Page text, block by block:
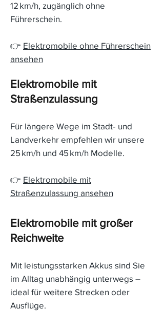
12 km/h, zugänglich ohne
Führerschein.
👉 Elektromobile ohne Führerschein
ansehen
Elektromobile mit
Straßenzulassung
Für längere Wege im Stadt‑ und
Landverkehr empfehlen wir unsere
25 km/h und 45 km/h Modelle.
👉 Elektromobile mit
Straßenzulassung ansehen
Elektromobile mit großer
Reichweite
Mit leistungsstarken Akkus sind Sie
im Alltag unabhängig unterwegs –
ideal für weitere Strecken oder
Ausflüge.